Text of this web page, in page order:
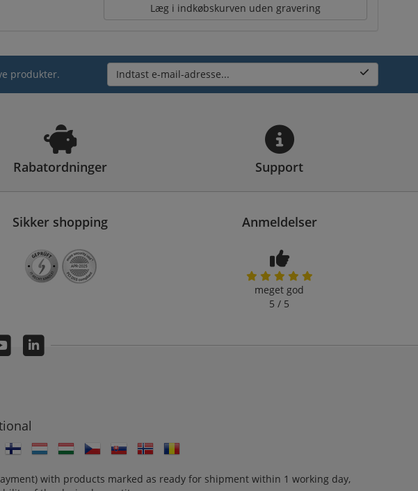
Læg i indkøbskurven uden gravering
produkter. Indtast e-mail-adresse...
Rabatordninger Support
Sikker shopping Anmeldelser
meget god
5 / 5
with products marked as ready for shipment within 1 working day,